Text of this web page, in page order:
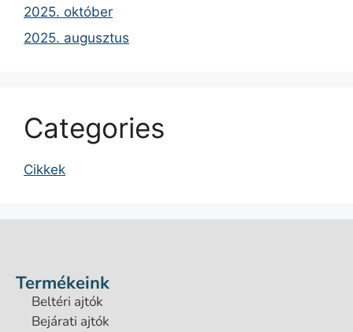
2025. október
2025. augusztus
Categories
Cikkek
Termékeink
Beltéri ajtók
Bejárati ajtók